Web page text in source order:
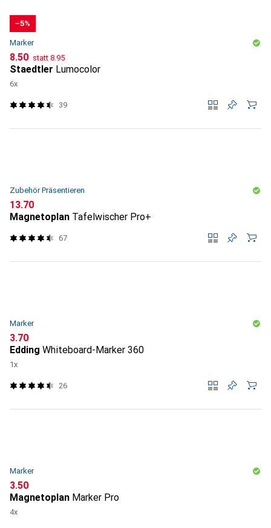
−5%
Marker
CHF
8.50 statt CHF
8.95
Staedtler Lumocolor
6x
39
Zubehör Präsentieren
CHF
13.70
Magnetoplan Tafelwischer Pro+
67
Marker
CHF
3.70
Edding Whiteboard-Marker 360
1x
26
Marker
CHF
3.50
Magnetoplan Marker Pro
4x